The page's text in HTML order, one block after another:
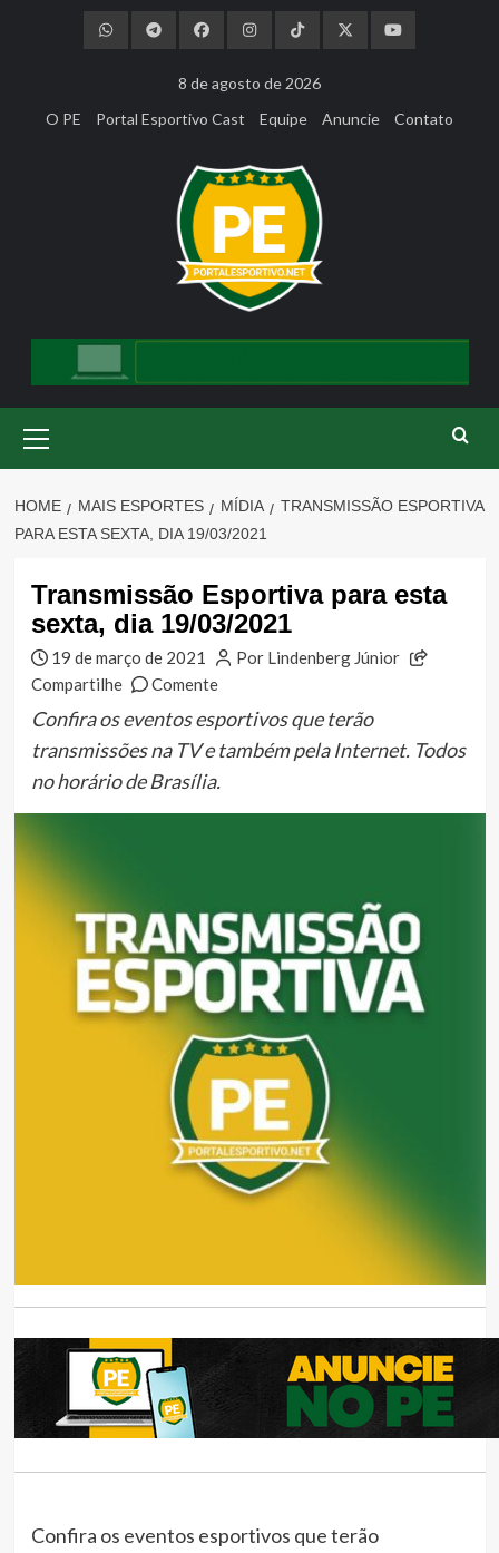
8 de agosto de 2026
O PE
Portal Esportivo Cast Equipe Anuncie Contato
Menu
HOME MAIS ESPORTES MÍDIA
TRANSMISSÃO ESPORTIVA
PARA ESTA SEXTA, DIA 19/03/2021
Transmissão Esportiva para esta
sexta, dia 19/03/2021
19 de março de 2021
Por Lindenberg Júnior
Compartilhe
Comente
Confira os eventos esportivos que terão
transmissões na TV e também pela Internet. Todos
no horário de Brasília.
Confira os eventos esportivos que terão